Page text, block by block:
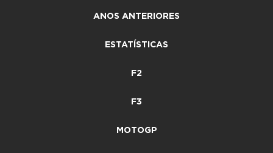
ANOS ANTERIORES
ESTATÍSTICAS
F2
F3
MOTOGP